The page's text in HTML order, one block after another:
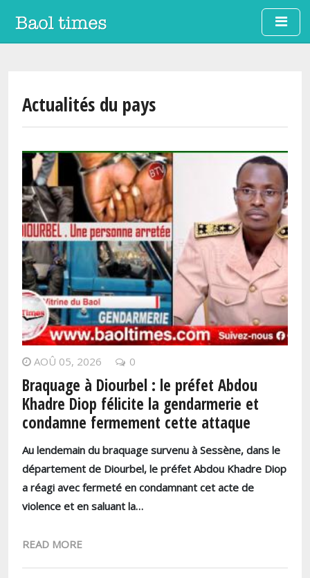
Aller au contenu principal
Actualités du pays
AOÛ 05, 2026 0
Braquage à Diourbel : le préfet Abdou
Khadre Diop félicite la gendarmerie et
condamne fermement cette attaque
Au lendemain du braquage survenu à Sessène, dans le
département de Diourbel, le préfet Abdou Khadre Diop
a réagi avec fermeté en condamnant cet acte de
violence et en saluant la…
READ MORE